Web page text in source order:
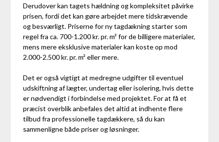
Derudover kan tagets hældning og kompleksitet påvirke
prisen, fordi det kan gøre arbejdet mere tidskrævende
og besværligt. Priserne for ny tagdækning starter som
regel fra ca. 700-1.200 kr. pr. m² for de billigere materialer,
mens mere eksklusive materialer kan koste op mod
2.000-2.500 kr. pr. m² eller mere.
Det er også vigtigt at medregne udgifter til eventuel
udskiftning af lægter, undertag eller isolering, hvis dette
er nødvendigt i forbindelse med projektet. For at få et
præcist overblik anbefales det altid at indhente flere
tilbud fra professionelle tagdækkere, så du kan
sammenligne både priser og løsninger.